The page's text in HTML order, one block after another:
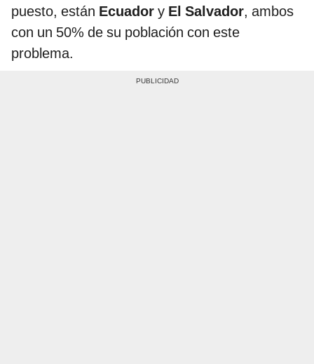
puesto, están Ecuador y El Salvador, ambos
con un 50% de su población con este
problema.